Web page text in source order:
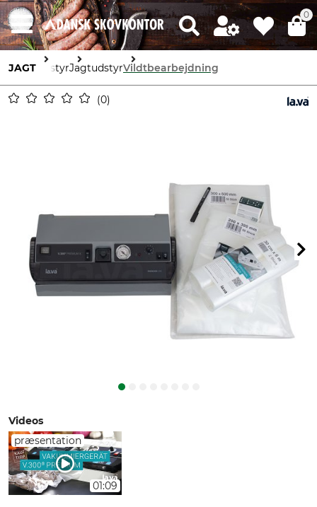
0
JAGT UdstyrJagtudstyrVildtbearbejdning
0
Videos
præsentation
01:09